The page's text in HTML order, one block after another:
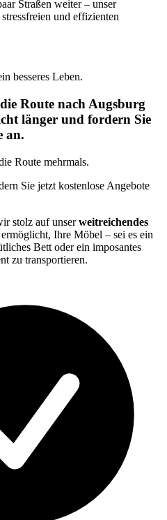
Straßen weiter – unser
und effizienten
besseres Leben.
Route nach Augsburg
länger und fordern Sie
an.
Route mehrmals.
Sie jetzt kostenlose Angebote
stolz auf unserweitreichendes
ermöglicht, Ihre Möbel – sei es ein
Bett oder ein imposantes
zu transportieren.